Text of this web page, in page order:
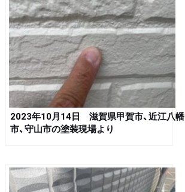
2023年10月14日 滋賀県甲賀市、近江八幡
市、守山市の塗装現場より